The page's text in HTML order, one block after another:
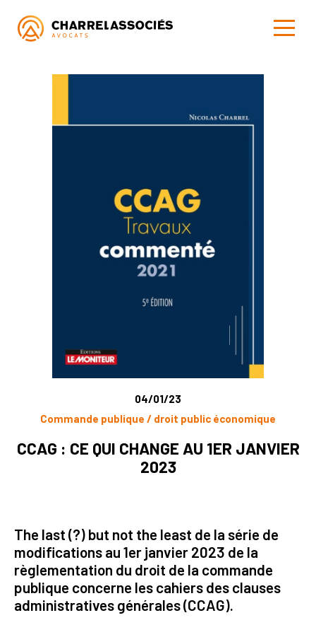
04/01/23
Commande publique / droit public économique
CCAG : CE QUI CHANGE AU 1ER JANVIER
2023
The last (?) but not the least de la série de
modifications au 1er janvier 2023 de la
règlementation du droit de la commande
publique concerne les cahiers des clauses
administratives générales (CCAG).